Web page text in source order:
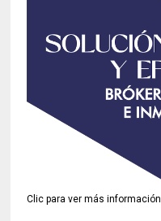
Clic para ver más información